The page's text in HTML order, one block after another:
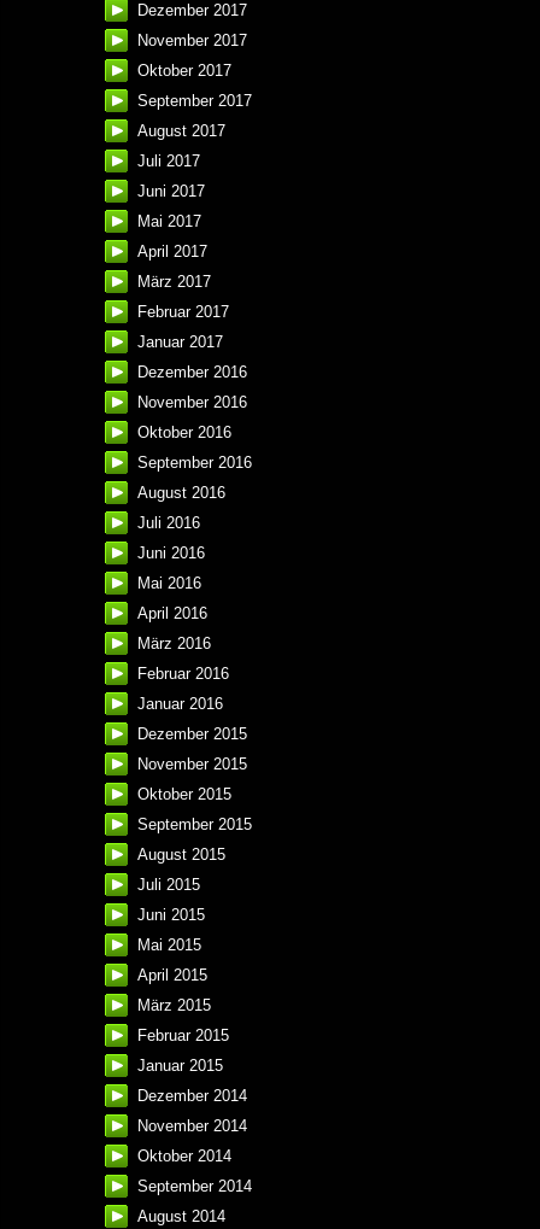
Dezember 2017
November 2017
Oktober 2017
September 2017
August 2017
Juli 2017
Juni 2017
Mai 2017
April 2017
März 2017
Februar 2017
Januar 2017
Dezember 2016
November 2016
Oktober 2016
September 2016
August 2016
Juli 2016
Juni 2016
Mai 2016
April 2016
März 2016
Februar 2016
Januar 2016
Dezember 2015
November 2015
Oktober 2015
September 2015
August 2015
Juli 2015
Juni 2015
Mai 2015
April 2015
März 2015
Februar 2015
Januar 2015
Dezember 2014
November 2014
Oktober 2014
September 2014
August 2014